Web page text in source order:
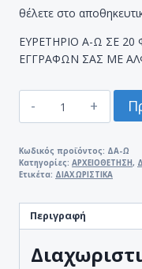
θέλετε στο
ΕΥΡΕΤΗΡΙΟ Α-Ω ΣΕ
ΕΓΓΡΑΦΩΝ ΣΑΣ ΜΕ
BLACK
Α-
Ω
ΑΛΦΑΒΗΤΙΚΟ
ποσότητα
Κωδικός προϊόντος: ΔΑ-Ω
Κατηγορίες: ΑΡΧΕΙΟΘΕΤΗΣΗ,
Ετικέτα: ΔΙΑΧΩΡΙΣΤΙΚΑ
Περιγραφή